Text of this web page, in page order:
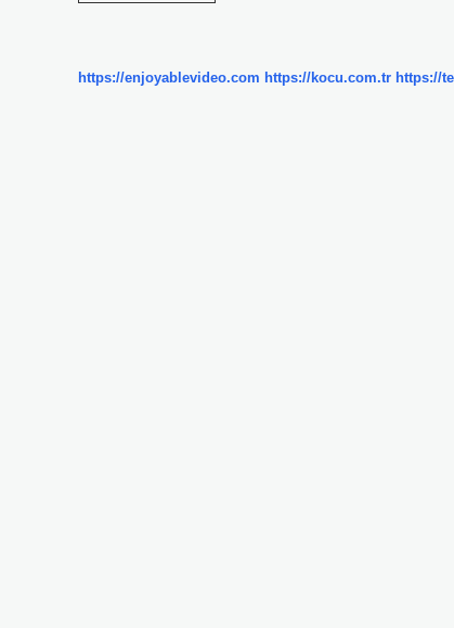
https://enjoyablevideo.com https://kocu.com.tr https://